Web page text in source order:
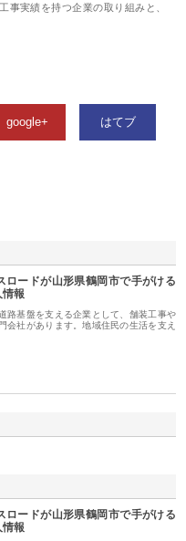
事実績を持つ企業の取り組みと、
google+ はてブ
ロードが山形県鶴岡市で手がける
報
路基盤を支える企業として、舗装工事や
会社があります。地域住民の生活を支え
ロードが山形県鶴岡市で手がける
報